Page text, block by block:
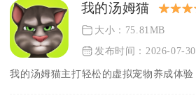
我的汤姆猫
大小：75.81MB
发布时间：2026-07-30